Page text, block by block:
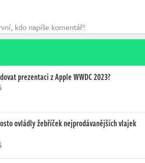
kdo napíše komentář!
prezentaci z Apple WWDC 2023?
ovládly žebříček nejprodávanějších vlajek